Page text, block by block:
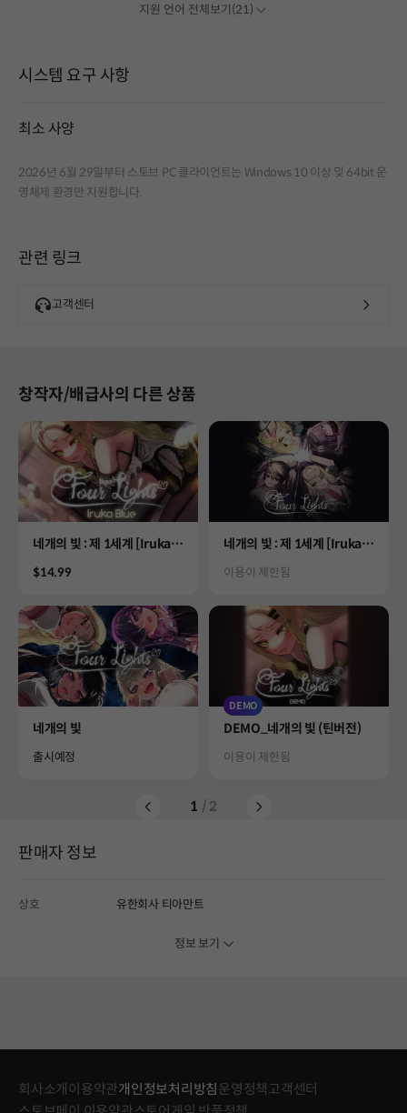
지원 언어 전체보기(21)
시스템 요구 사항
최소 사양
2026년 6월 29일부터 스토브 PC 클라이언트는 Windows 10 이상 및 64bit 운
영체제 환경만 지원합니다.
관련 링크
고객센터
창작자/배급사의 다른 상품
Product
네개의 빛 : 제 1세계 [Iruka R
Price
$14.99
Product
네개의 빛 : 제 1세계 [Iruka R
Status
이용이 제한됨
Product
네개의 빛
Availability
출시예정
DEMO
Product
DEMO_네개의 빛 (틴버전)
Status
이용이 제한됨
1 / 2
판매자 정보
상호 유한회사 티아만트
정보 보기
회사소개 이용약관개인정보처리방침 운영정책고객센터